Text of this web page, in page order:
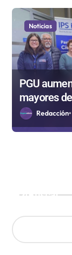
Noticias
PGU
mayores
aprobada
Redacción
Buscar